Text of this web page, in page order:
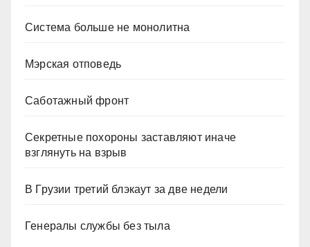
Система больше не монолитна
Мэрская отповедь
Саботажный фронт
Секретные похороны заставляют иначе
взглянуть на взрыв
В Грузии третий блэкаут за две недели
Генералы службы без тыла